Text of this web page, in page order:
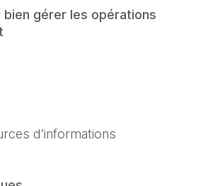
bien gérer les opérations
d’informations